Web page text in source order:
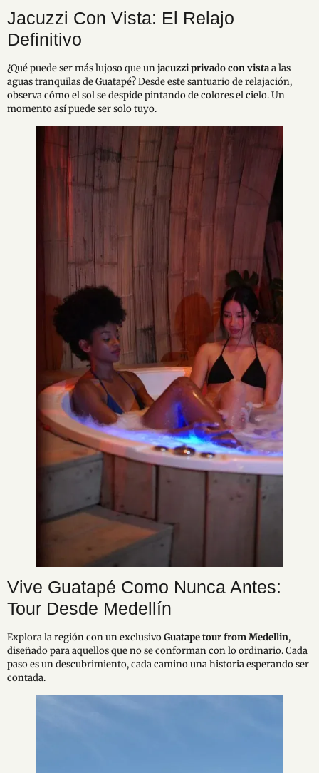
Jacuzzi Con Vista: El Relajo
Definitivo
¿Qué puede ser más lujoso que unjacuzzi privado con vistaa las
aguas tranquilas de Guatapé? Desde este santuario de relajación,
observa cómo el sol se despide pintando de colores el cielo. Un
momento así puede ser solo tuyo.
Vive Guatapé Como Nunca Antes:
Tour Desde Medellín
Explora la región con un exclusivoGuatape tour from Medellin,
diseñado para aquellos que no se conforman con lo ordinario. Cada
paso es un descubrimiento, cada camino una historia esperando ser
contada.